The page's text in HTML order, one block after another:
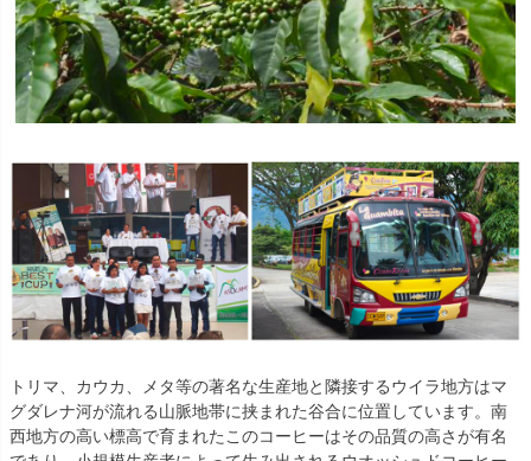
トリマ、カウカ、メタ等の著名な生産地と隣接するウイラ地方はマ
グダレナ河が流れる山脈地帯に挟まれた谷合に位置しています。南
西地方の高い標高で育まれたこのコーヒーはその品質の高さが有名